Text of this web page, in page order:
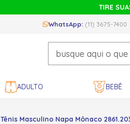
TIRE
WhatsApp: (11) 3675-7400
ADULTO BEBÊ
Tênis Masculino Napa Mônaco